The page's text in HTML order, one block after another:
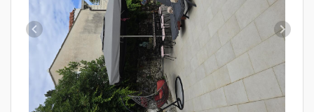
Previous Next